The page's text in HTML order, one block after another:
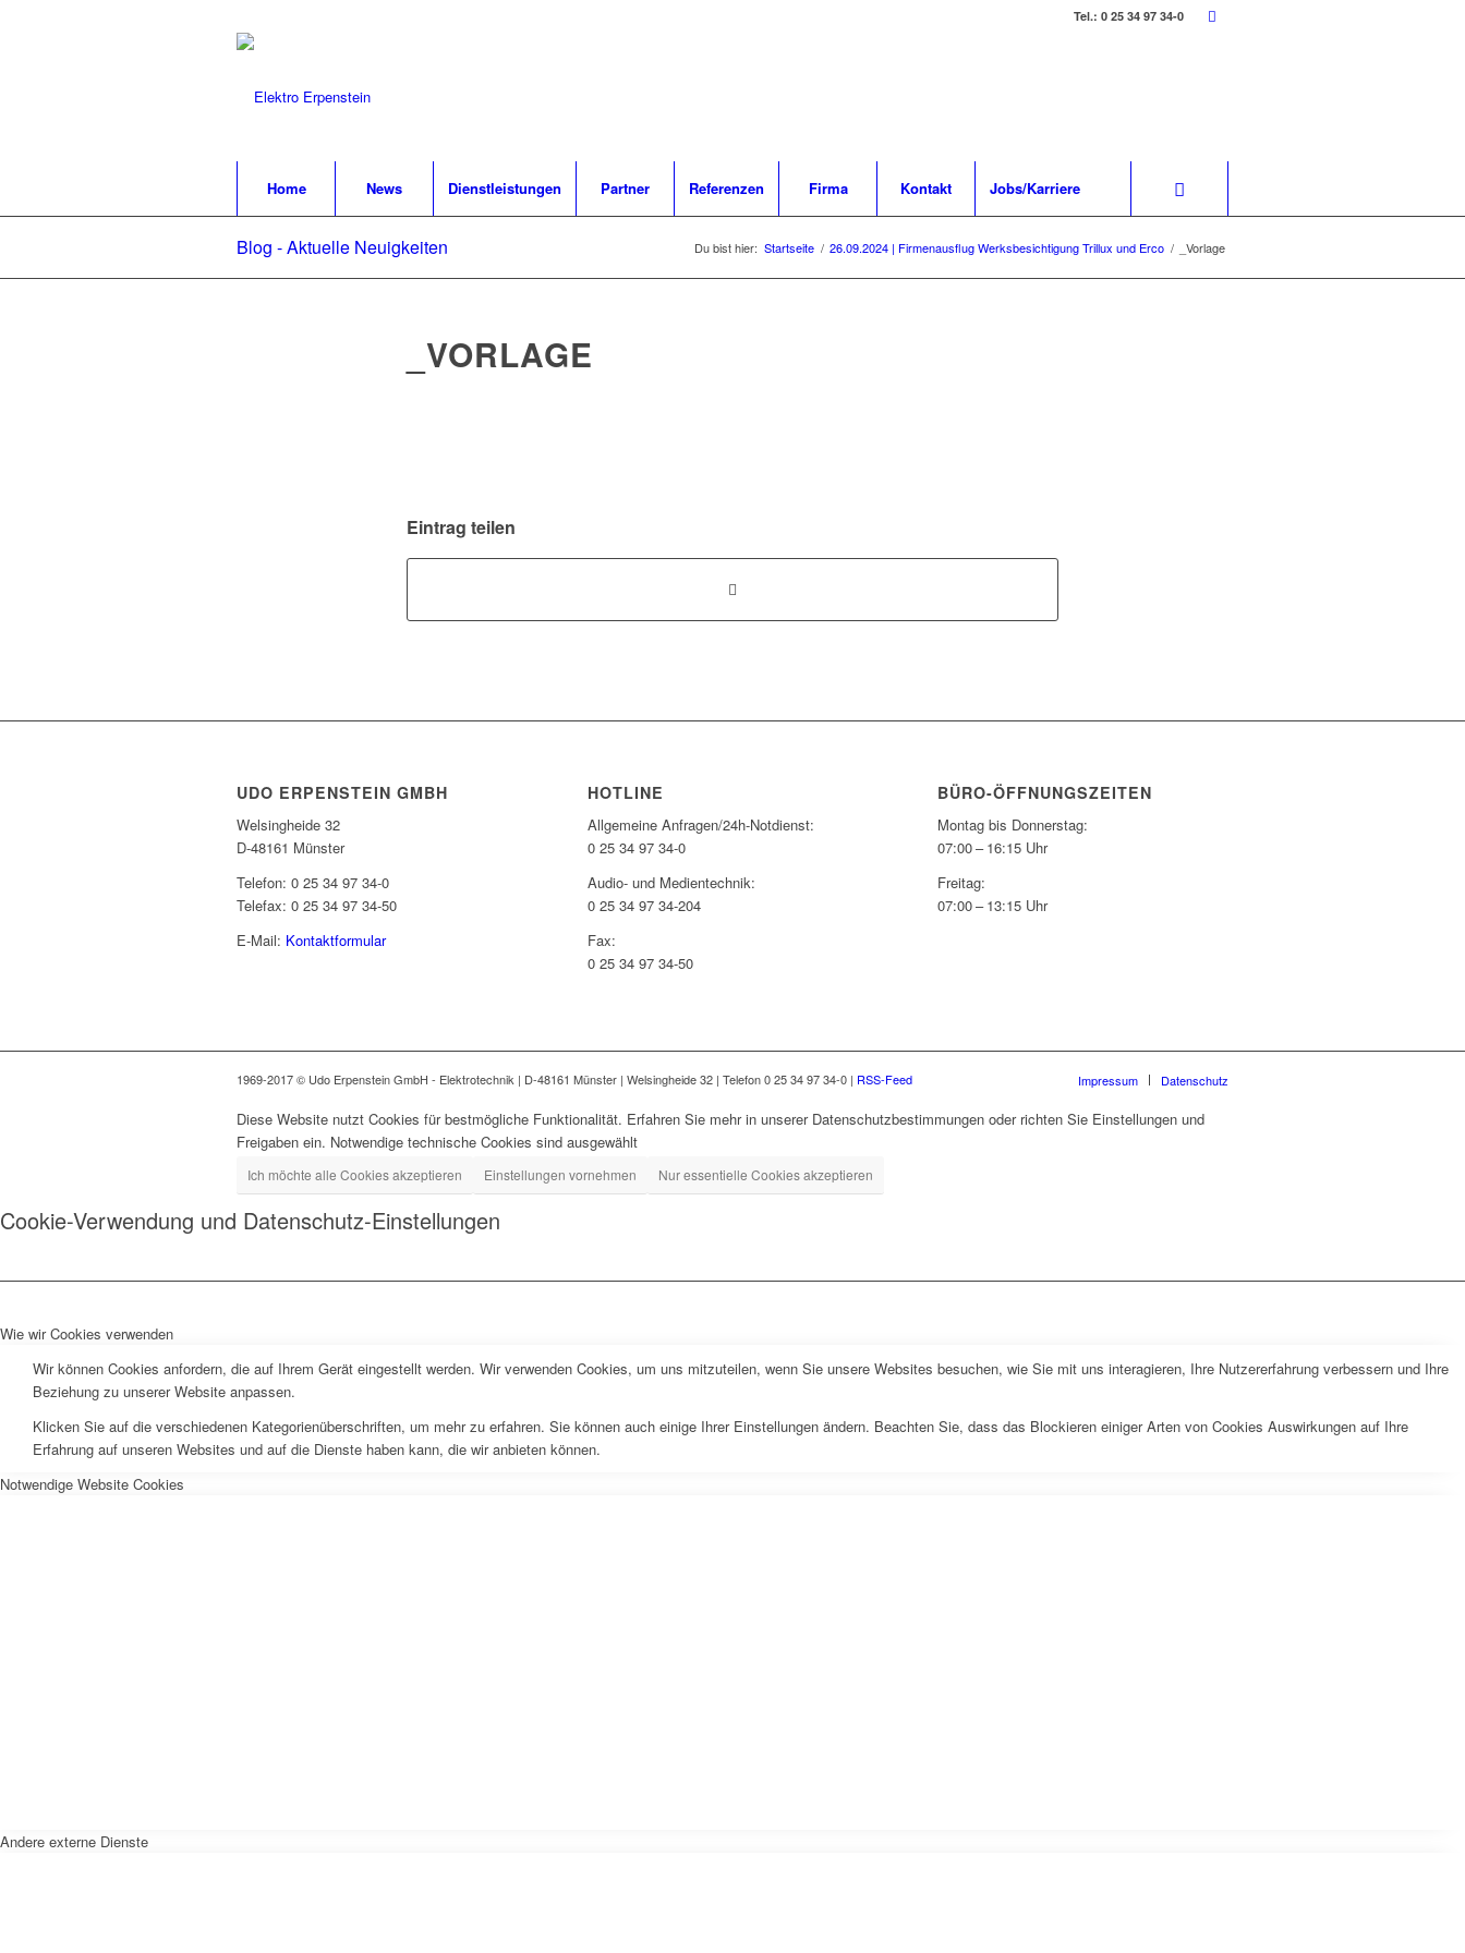
Tel.: 0 25 34 97 34-0
Home News Dienstleistungen Partner Referenzen Firma Kontakt Jobs/Karriere
Blog - Aktuelle Neuigkeiten Du bist hier: Startseite / 26.09.2024 | Firmenausflug Werksbesichtigung Trillux und Erco / _Vorlage
_VORLAGE
Eintrag teilen
UDO ERPENSTEIN GMBH
Welsingheide 32
D-48161 Münster
Telefon: 0 25 34 97 34-0
Telefax: 0 25 34 97 34-50
E-Mail: Kontaktformular
HOTLINE
Allgemeine Anfragen/24h-Notdienst:
0 25 34 97 34-0
Audio- und Medientechnik:
0 25 34 97 34-204
Fax:
0 25 34 97 34-50
BÜRO-ÖFFNUNGSZEITEN
Montag bis Donnerstag:
07:00 – 16:15 Uhr
Freitag:
07:00 – 13:15 Uhr
1969-2017 © Udo Erpenstein GmbH - Elektrotechnik | D-48161 Münster | Welsingheide 32 | Telefon 0 25 34 97 34-0 | RSS-Feed Impressum Datenschutz
Diese Website nutzt Cookies für bestmögliche Funktionalität. Erfahren Sie mehr in unserer Datenschutzbestimmungen oder richten Sie Einstellungen und
Freigaben ein. Notwendige technische Cookies sind ausgewählt
Ich möchte alle Cookies akzeptieren Einstellungen vornehmen Nur essentielle Cookies akzeptieren
Cookie-Verwendung und Datenschutz-Einstellungen
Wie wir Cookies verwenden
Wir können Cookies anfordern, die auf Ihrem Gerät eingestellt werden. Wir verwenden Cookies, um uns mitzuteilen, wenn Sie unsere Websites besuchen, wie Sie mit uns interagieren, Ihre Nutzererfahrung verbessern und Ihre
Beziehung zu unserer Website anpassen.
Klicken Sie auf die verschiedenen Kategorienüberschriften, um mehr zu erfahren. Sie können auch einige Ihrer Einstellungen ändern. Beachten Sie, dass das Blockieren einiger Arten von Cookies Auswirkungen auf Ihre
Erfahrung auf unseren Websites und auf die Dienste haben kann, die wir anbieten können.
Notwendige Website Cookies
Andere externe Dienste